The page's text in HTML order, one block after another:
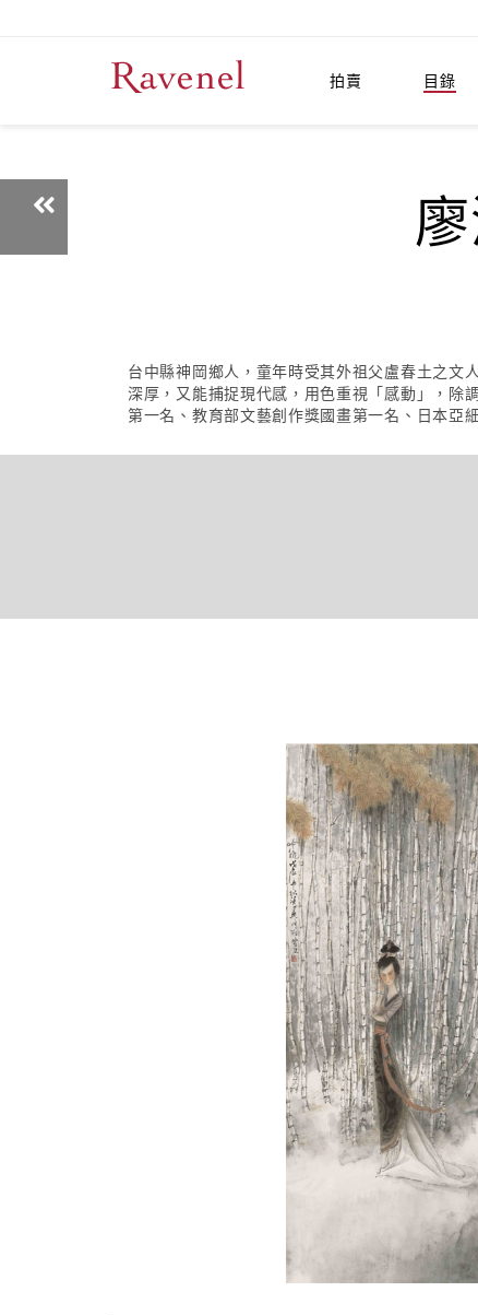
拍賣 目錄
台中縣神岡鄉人，童年時受其外祖父盧春土之文
深厚，又能捕捉現代感，用色重視「感動」，除
第一名、教育部文藝創作獎國畫第一名、日本亞